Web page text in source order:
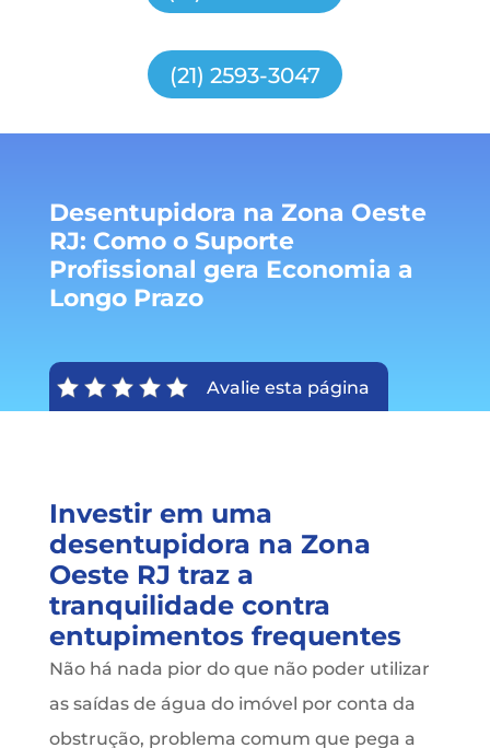
(21) 2593-3047
Desentupidora na Zona Oeste
RJ: Como o Suporte
Profissional gera Economia a
Longo Prazo
Avalie esta página
Investir em uma
desentupidora na Zona
Oeste RJ traz a
tranquilidade contra
entupimentos frequentes
Não há nada pior do que não poder utilizar
as saídas de água do imóvel por conta da
obstrução, problema comum que pega a